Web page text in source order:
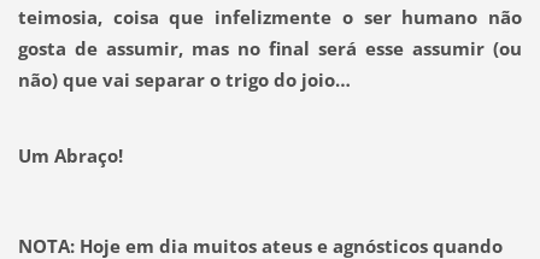
teimosia, coisa que infelizmente o ser humano não
gosta de assumir, mas no final será esse assumir (ou
não) que vai separar o trigo do joio…
Um Abraço!
NOTA:Hoje em dia muitos ateus e agnósticos quando